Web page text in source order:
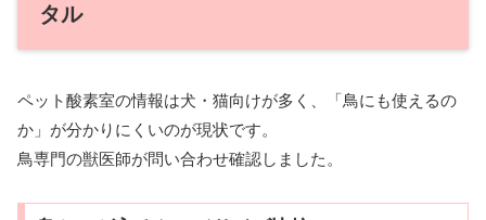
タル
ペット酸素室の情報は犬・猫向けが多く、「鳥にも使えるの
か」が分かりにくいのが現状です。
鳥専門の獣医師が問い合わせ確認しました。